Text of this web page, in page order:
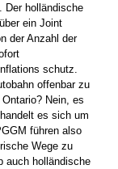
Der holländische
ein Joint
der Anzahl der
schutz.
offenbar zu
Nein, es
es sich um
führen also
Wege zu
auch holländische